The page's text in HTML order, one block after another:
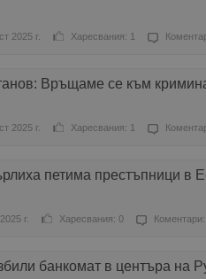
2025 г. Харесвания: 1
Връщаме се към
2025 г. Харесвания: 1
петима престъпници в
г. Харесвания: 0
банкомат в центъра на